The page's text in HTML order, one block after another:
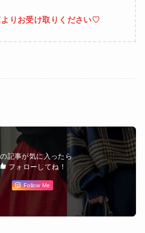
りお受け取りください♡
記事が気に入ったら
フォローしてね！
Follow Me